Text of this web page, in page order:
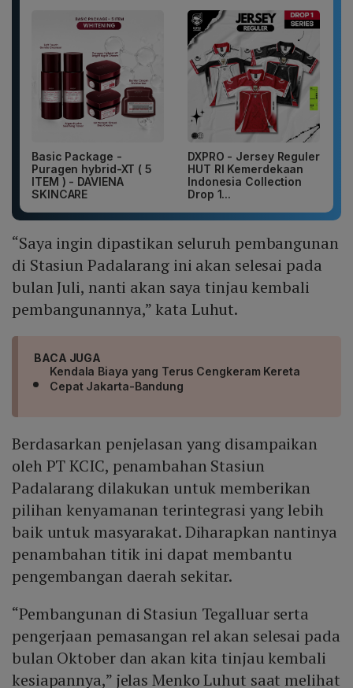
Basic Package -
Puragen hybrid-XT ( 5
ITEM ) - DAVIENA
SKINCARE
DXPRO - Jersey Reguler
HUT RI Kemerdekaan
Indonesia Collection
Drop 1...
“Saya ingin dipastikan seluruh pembangunan
di Stasiun Padalarang ini akan selesai pada
bulan Juli, nanti akan saya tinjau kembali
pembangunannya,” kata Luhut.
BACA JUGA
Kendala Biaya yang Terus Cengkeram Kereta
Cepat Jakarta-Bandung
Berdasarkan penjelasan yang disampaikan
oleh PT KCIC, penambahan Stasiun
Padalarang dilakukan untuk memberikan
pilihan kenyamanan terintegrasi yang lebih
baik untuk masyarakat. Diharapkan nantinya
penambahan titik ini dapat membantu
pengembangan daerah sekitar.
“Pembangunan di Stasiun Tegalluar serta
pengerjaan pemasangan rel akan selesai pada
bulan Oktober dan akan kita tinjau kembali
kesiapannya,” jelas Menko Luhut saat melihat